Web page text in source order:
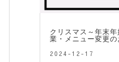
クリスマス～年末
業・メニュー変更
2024-12-17